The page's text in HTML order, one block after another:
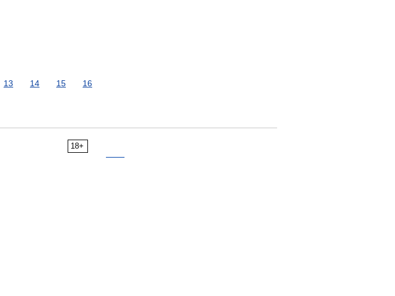
13 14 15
16
18+